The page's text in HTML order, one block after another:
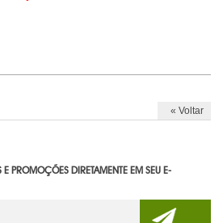
« Voltar
E PROMOÇÕES DIRETAMENTE EM SEU E-